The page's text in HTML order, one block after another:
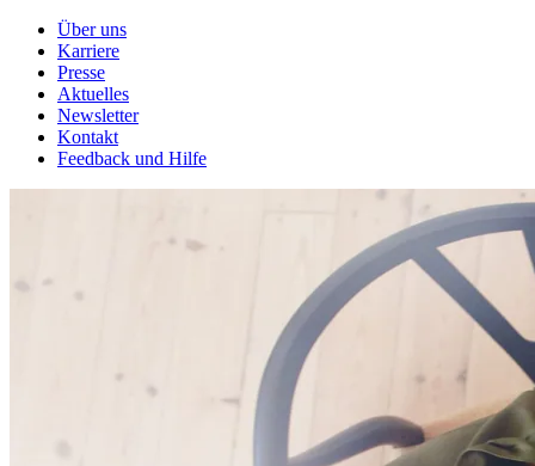
Über uns
Karriere
Presse
Aktuelles
Newsletter
Kontakt
Feedback und Hilfe